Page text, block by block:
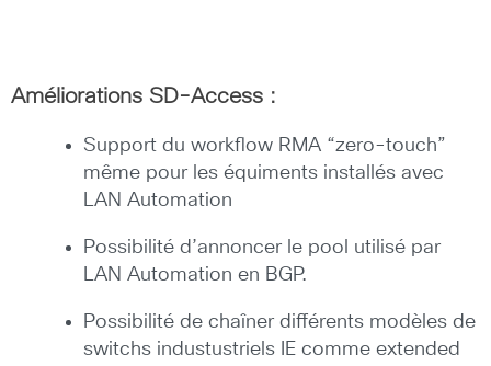
Améliorations SD-Access :
Support du workflow RMA “zero-touch”
même pour les équiments installés avec
LAN Automation
Possibilité d’annoncer le pool utilisé par
LAN Automation en BGP.
Possibilité de chaîner différents modèles de
switchs industustriels IE comme extended